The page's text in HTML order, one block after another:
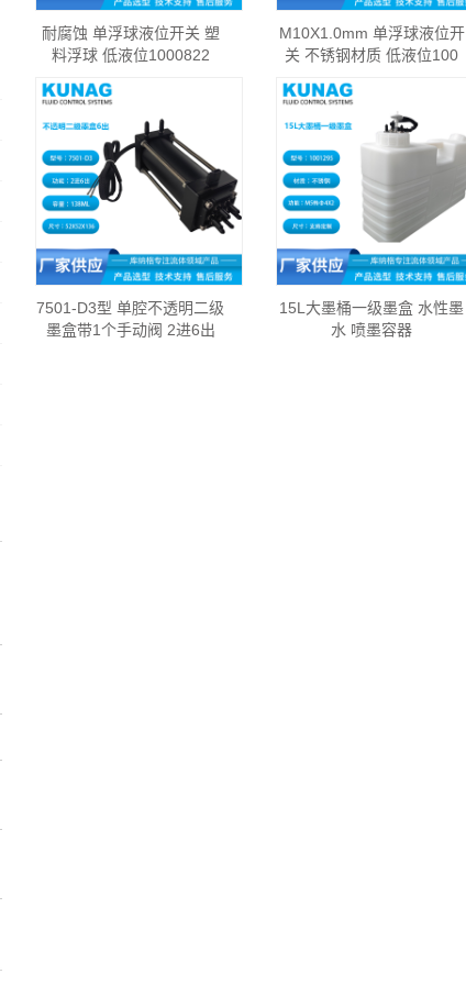
耐腐蚀 单浮球液位开关 塑
料浮球 低液位1000822
M10X1.0mm 单浮球液位开
关 不锈钢材质 低液位100
7501-D3型 单腔不透明二级
墨盒带1个手动阀 2进6出
15L大墨桶一级墨盒 水性墨
水 喷墨容器